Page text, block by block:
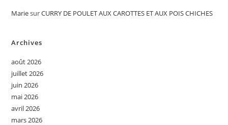
MariesurCURRY DE POULET AUX CAROTTES ET AUX POIS CHICHES
Archives
août 2026
juillet 2026
juin 2026
mai 2026
avril 2026
mars 2026